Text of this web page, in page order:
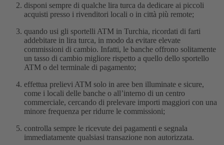
disponi sempre di qualche lira turca da dedicare ai piccoli
acquisti presso i rivenditori locali o in città più remote;
quando usi gli sportelli ATM in Turchia, ricordati di farti
addebitare in lira turca, in modo da evitare elevate
commissioni di cambio. Infatti, le banche offrono solitamente
un tasso di cambio migliore rispetto a quello dello sportello
ATM o del terminale di pagamento;
effettua prelievi ATM solo in aree ben illuminate e sicure,
come i locali delle banche o all’interno di un centro
commerciale, cercando di prelevare importi maggiori con una
minore frequenza per ridurre le commissioni;
controlla sempre le ricevute dei pagamenti e segnala
immediatamente qualsiasi transazione non autorizzata.